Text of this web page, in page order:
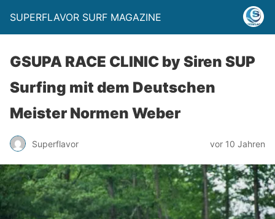
SUPERFLAVOR SURF MAGAZINE
GSUPA RACE CLINIC by Siren SUP
Surfing mit dem Deutschen
Meister Normen Weber
Superflavor vor 10 Jahren